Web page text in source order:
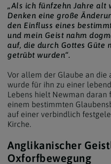
„Als ich fünfzehn Jahre alt
Denken eine große
den Einfluss eines
und mein Geist nahm
auf, die durch Gottes Güte
getrübt wurden“.
Vor allem der Glaube an
wurde für ihn zu einer
Lebens hielt Newman daran
einem bestimmten
auf einer verbindlich
Kirche.
Anglikanischer
Oxforfbewegung